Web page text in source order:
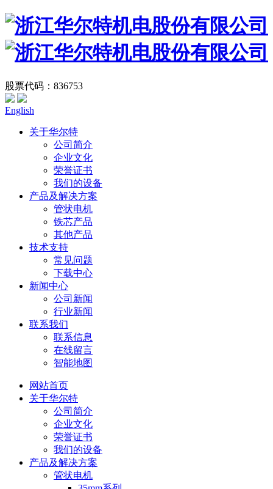
股票代码：836753
English
关于华尔特
公司简介
企业文化
荣誉证书
我们的设备
产品及解决方案
管状电机
铁芯产品
其他产品
技术支持
常见问题
下载中心
新闻中心
公司新闻
行业新闻
联系我们
联系信息
在线留言
智能地图
网站首页
关于华尔特
公司简介
企业文化
荣誉证书
我们的设备
产品及解决方案
管状电机